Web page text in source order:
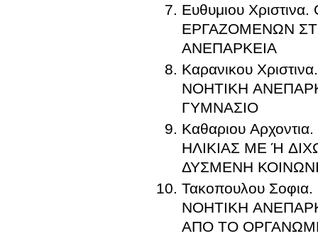
Ευθυμιου
ΕΡΓΑΖΟΜΕΝΩΝ
ΑΝΕΠΑΡΚΕΙΑ
Καρανικου
ΝΟΗΤΙΚΗ
ΓΥΜΝΑΣΙΟ
Καθαριου
ΗΛΙΚΙΑΣ ΜΕ Ή
ΔΥΣΜΕΝΗ
Τακοπουλου
ΝΟΗΤΙΚΗ
ΑΠΟ ΤΟ